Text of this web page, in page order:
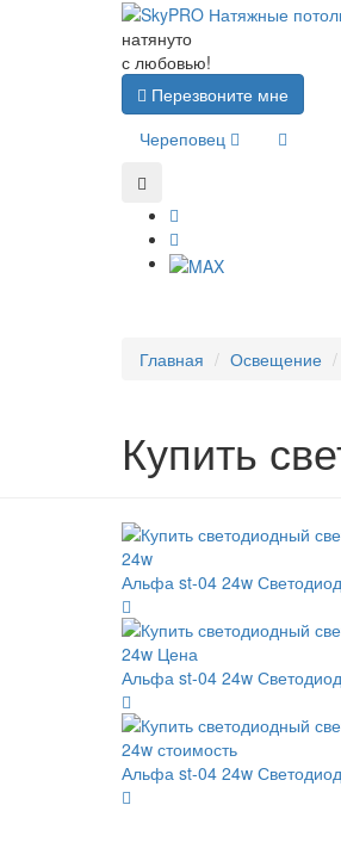
натянуто
с любовью!
Перезвоните мне
Череповец
Главная Освещение
Купить
Альфа st-04 24w
Альфа st-04 24w
Альфа st-04 24w